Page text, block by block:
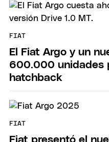
FIAT
El Fiat Argo y un
600.000 unidades
hatchback
FIAT
Fiat presentó el